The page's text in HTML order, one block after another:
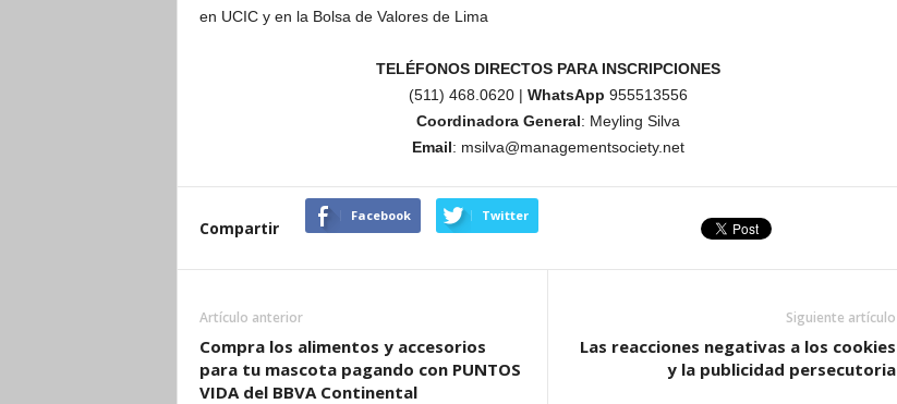
en UCIC y en la Bolsa de Valores de Lima
TELÉFONOS DIRECTOS PARA INSCRIPCIONES
(511) 468.0620 | WhatsApp 955513556
Coordinadora General: Meyling Silva
Email: msilva@managementsociety.net
Compartir
Facebook Twitter
Artículo anterior
Compra los alimentos y accesorios
para tu mascota pagando con PUNTOS
VIDA del BBVA Continental
Siguiente artículo
Las reacciones negativas a los cookies
y la publicidad persecutoria